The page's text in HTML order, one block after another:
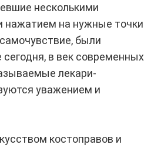
несколькими
нажатием на нужные точки
были
в век современных
лекари-
уважением и
костоправов и